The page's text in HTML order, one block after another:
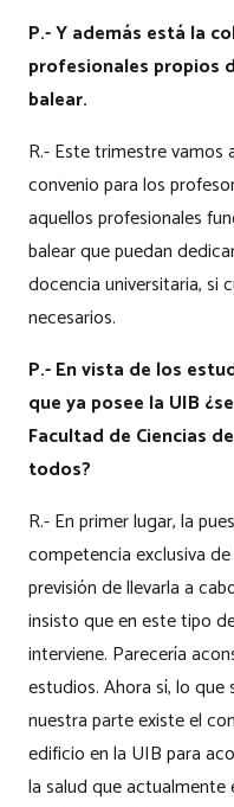
P.- Y además está la
profesionales propios
balear.
R.- Este trimestre vamos
convenio para los
aquellos profesionales
balear que puedan
docencia universitaria, si
necesarios.
P.- En vista de los
que ya posee la UIB
Facultad de Ciencias
todos?
R.- En primer lugar, la
competencia exclusiva
previsión de llevarla a
insisto que en este tipo
interviene. Parecería
estudios. Ahora sí, lo
nuestra parte existe el
edificio en la UIB para
la salud que actualmente